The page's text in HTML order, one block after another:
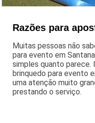
Razões para
Muitas pessoas não
para evento em
simples quanto parece.
brinquedo para evento
uma atenção muito
prestando o serviço.